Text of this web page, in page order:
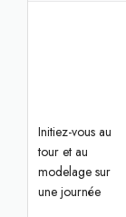
Initiez-vous au
tour et au
modelage sur
une journée